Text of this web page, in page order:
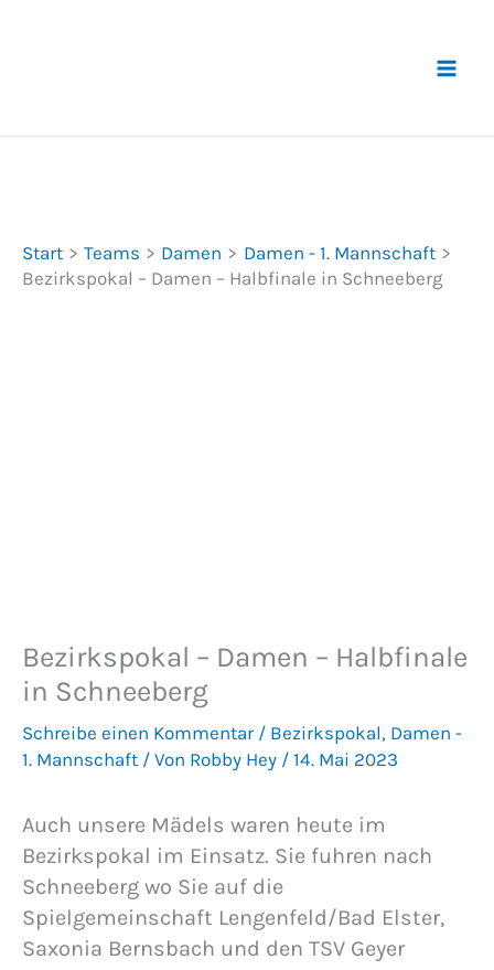
Start Teams Damen
Damen - 1. Mannschaft
Bezirkspokal – Damen – Halbfinale in Schneeberg
Bezirkspokal – Damen – Halbfinale
in Schneeberg
Schreibe einen Kommentar / Bezirkspokal, Damen -
1. Mannschaft / Von Robby Hey / 14. Mai 2023
Auch unsere Mädels waren heute im
Bezirkspokal im Einsatz. Sie fuhren nach
Schneeberg wo Sie auf die
Spielgemeinschaft Lengenfeld/Bad Elster,
Saxonia Bernsbach und den TSV Geyer